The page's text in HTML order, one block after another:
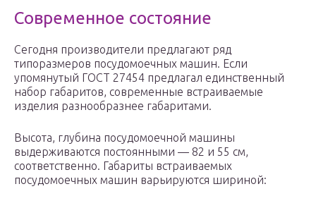
Современное состояние
Сегодня производители предлагают ряд
типоразмеров посудомоечных машин. Если
упомянутый ГОСТ 27454 предлагал единственный
набор габаритов, современные встраиваемые
изделия разнообразнее габаритами.
Высота, глубина посудомоечной машины
выдерживаются постоянными — 82 и 55 см,
соответственно. Габариты встраиваемых
посудомоечных машин варьируются шириной: